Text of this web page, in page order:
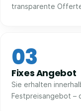
transparente
03
Fixes Angebot
Sie erhalten
Festpreisangebot –